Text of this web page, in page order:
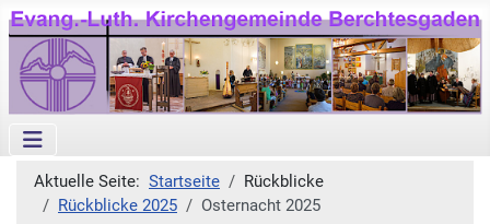
Aktuelle Seite: Startseite
Rückblicke
Rückblicke 2025
Osternacht 2025